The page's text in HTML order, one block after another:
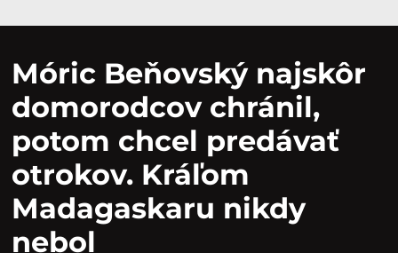
Móric Beňovský najskôr
domorodcov chránil,
potom chcel predávať
otrokov. Kráľom
Madagaskaru nikdy
nebol